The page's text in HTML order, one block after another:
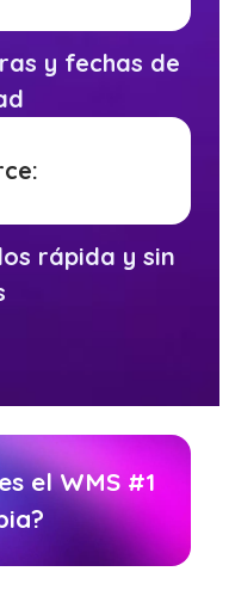
y fechas de
rápida y sin
el WMS #1